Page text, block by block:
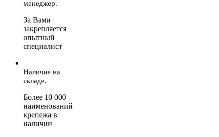
менеджер.
За Вами
закрепляется
опытный
специалист
Наличие на
складе.
Более 10 000
наименований
крепежа в
наличии